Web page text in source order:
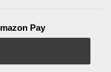
Pay